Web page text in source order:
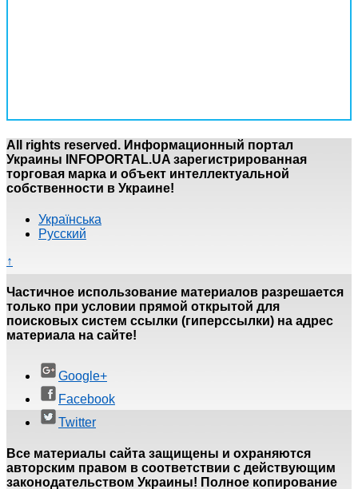
All rights reserved. Информационный портал
Украины INFOPORTAL.UA зарегистрированная
торговая марка и объект интеллектуальной
собственности в Украине!
Українська
Русский
↑
Частичное использование материалов разрешается
только при условии прямой открытой для
поисковых систем ссылки (гиперссылки) на адрес
материала на сайте!
Google+
Facebook
Twitter
Все материалы сайта защищены и охраняются
авторским правом в соответствии с действующим
законодательством Украины! Полное копирование